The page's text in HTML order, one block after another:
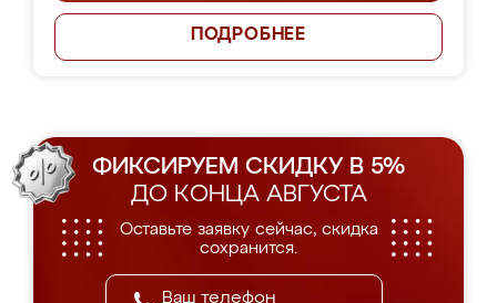
ПОДРОБНЕЕ
ФИКСИРУЕМ СКИДКУ В 5%
ДО КОНЦА АВГУСТА
Оставьте заявку сейчас, скидка
сохранится.